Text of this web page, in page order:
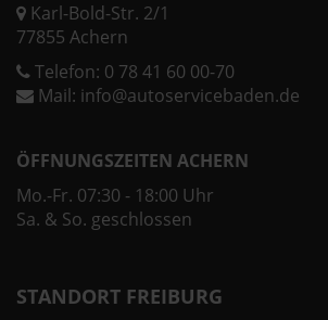
Karl-Bold-Str. 2/1
77855 Achern
Telefon: 0 78 41 60 00-70
Mail: info@autoservicebaden.de
ÖFFNUNGSZEITEN ACHERN
Mo.-Fr. 07:30 - 18:00 Uhr
Sa. & So. geschlossen
STANDORT FREIBURG